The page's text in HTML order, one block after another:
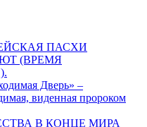
ПАСХИ
(ВРЕМЯ
Дверь» –
виденная пророком
В КОНЦЕ МИРА